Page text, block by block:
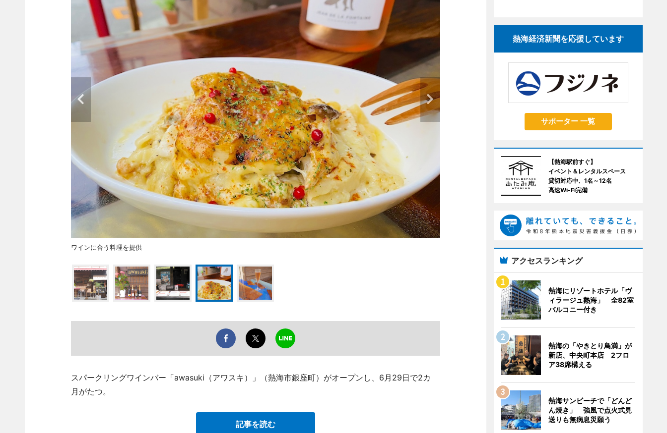
ワインに合う料理を提供
スパークリングワインバー「awasuki（アワスキ）」（熱海市銀座町）がオープンし、6月29日で2カ
月がたつ。
記事を読む
熱海経済新聞を応援しています
サポーター 一覧
【熱海駅前すぐ】
イベント＆レンタルスペース
貸切対応中、1名～12名
高速Wi-Fi完備
アクセスランキング
熱海にリゾートホテル「ヴ
ィラージュ熱海」 全82室
バルコニー付き
熱海の「やきとり鳥満」が
新店、中央町本店 2フロ
ア38席構える
熱海サンビーチで「どんど
ん焼き」 強風で点火式見
送りも無病息災願う